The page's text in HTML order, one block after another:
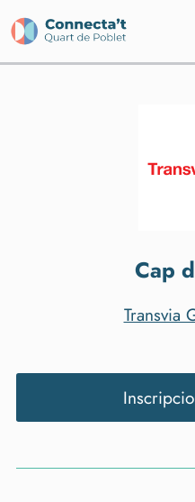
Cap
Transvia